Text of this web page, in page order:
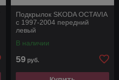
Подкрылок SKODA OCTAVIA
с 1997-2004 передний
левый
В наличии
59 руб.